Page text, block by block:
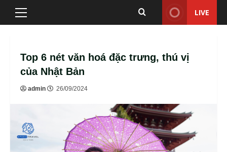
Skip
Primary
LIVE
Top 6 nét văn hoá đặc trưng, thú vị
của Nhật Bản
admin 26/09/2024